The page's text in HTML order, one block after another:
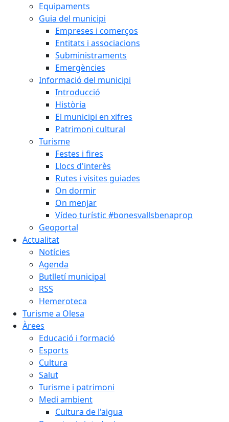
Equipaments
Guia del municipi
Empreses i comerços
Entitats i associacions
Subministraments
Emergències
Informació del municipi
Introducció
Història
El municipi en xifres
Patrimoni cultural
Turisme
Festes i fires
Llocs d'interès
Rutes i visites guiades
On dormir
On menjar
Vídeo turístic #bonesvallsbenaprop
Geoportal
Actualitat
Notícies
Agenda
Butlletí municipal
RSS
Hemeroteca
Turisme a Olesa
Àrees
Educació i formació
Esports
Cultura
Salut
Turisme i patrimoni
Medi ambient
Cultura de l'aigua